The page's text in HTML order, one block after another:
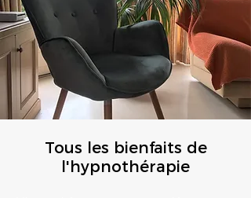
Tous les bienfaits de
l'hypnothérapie